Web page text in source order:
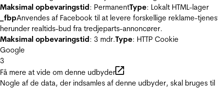
Maksimal opbevaringstid: PermanentType: Lokalt HTML-lager
_fbpAnvendes af Facebook til at levere forskellige reklame-
herunder realtids-bud fra tredjeparts-annoncører.
Maksimal opbevaringstid: 3 mdr.Type: HTTP Cookie
Google
3
Få mere at vide om denne udbyder
Nogle af de data, der indsamles af denne udbyder, skal bruges til